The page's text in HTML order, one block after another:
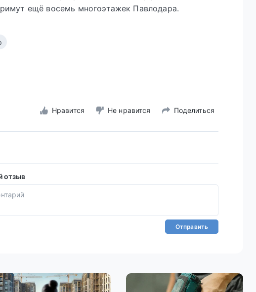
ещё восемь многоэтажек Павлодара.
Нравится Не нравится Поделиться
отзыв
Отправить